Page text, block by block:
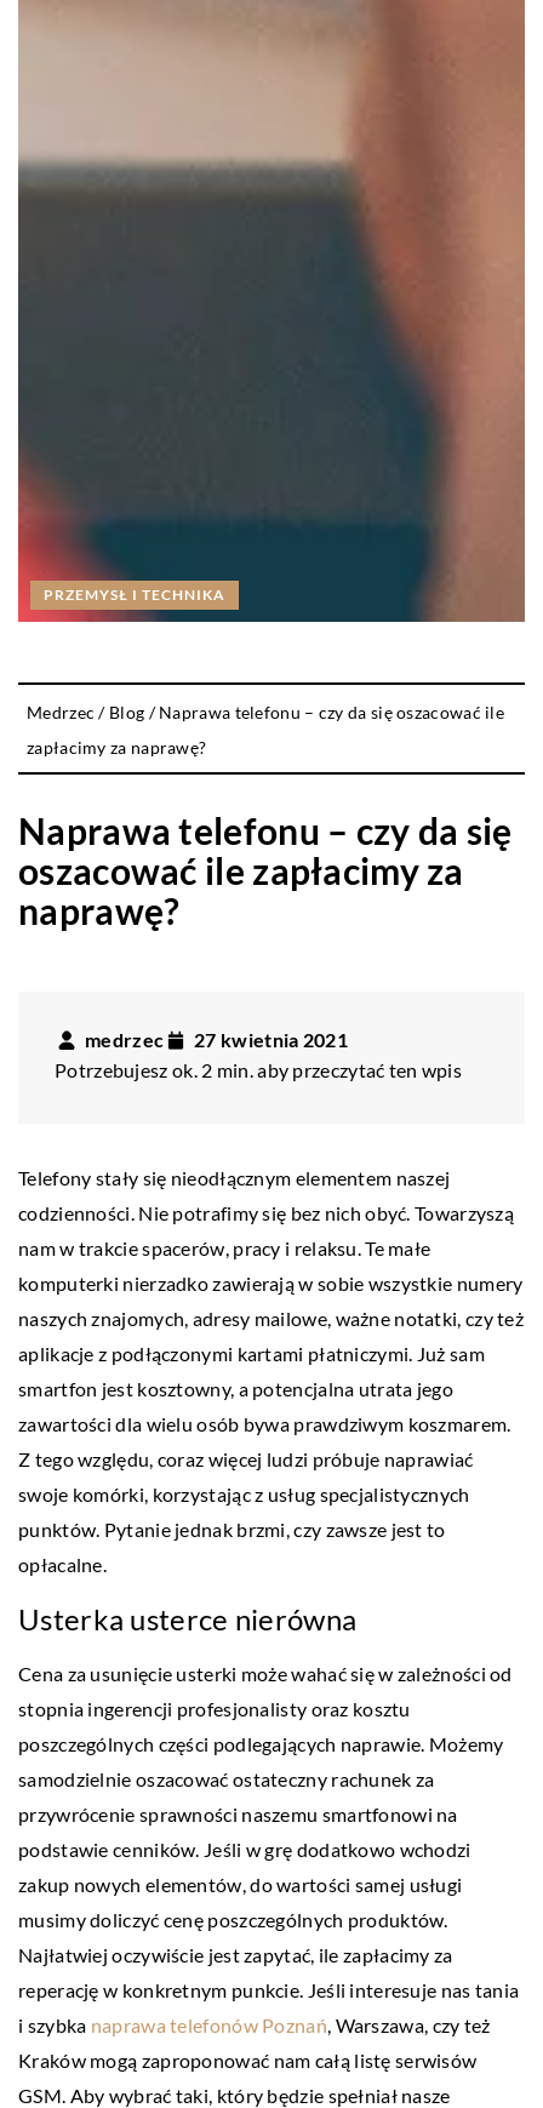
PRZEMYSŁ I TECHNIKA
Medrzec / Blog /Naprawa telefonu – czy da się oszacować ile
zapłacimy za naprawę?
Naprawa telefonu – czy da się
oszacować ile zapłacimy za
naprawę?
medrzec
27 kwietnia 2021
Potrzebujesz ok. 2 min. aby przeczytać ten wpis
Telefony stały się nieodłącznym elementem naszej
codzienności. Nie potrafimy się bez nich obyć. Towarzyszą
nam w trakcie spacerów, pracy i relaksu. Te małe
komputerki nierzadko zawierają w sobie wszystkie numery
naszych znajomych, adresy mailowe, ważne notatki, czy też
aplikacje z podłączonymi kartami płatniczymi. Już sam
smartfon jest kosztowny, a potencjalna utrata jego
zawartości dla wielu osób bywa prawdziwym koszmarem.
Z tego względu, coraz więcej ludzi próbuje naprawiać
swoje komórki, korzystając z usług specjalistycznych
punktów. Pytanie jednak brzmi, czy zawsze jest to
opłacalne.
Usterka usterce nierówna
Cena za usunięcie usterki może wahać się w zależności od
stopnia ingerencji profesjonalisty oraz kosztu
poszczególnych części podlegających naprawie. Możemy
samodzielnie oszacować ostateczny rachunek za
przywrócenie sprawności naszemu smartfonowi na
podstawie cenników. Jeśli w grę dodatkowo wchodzi
zakup nowych elementów, do wartości samej usługi
musimy doliczyć cenę poszczególnych produktów.
Najłatwiej oczywiście jest zapytać, ile zapłacimy za
reperację w konkretnym punkcie. Jeśli interesuje nas tania
i szybka naprawa telefonów Poznań, Warszawa, czy też
Kraków mogą zaproponować nam całą listę serwisów
GSM. Aby wybrać taki, który będzie spełniał nasze